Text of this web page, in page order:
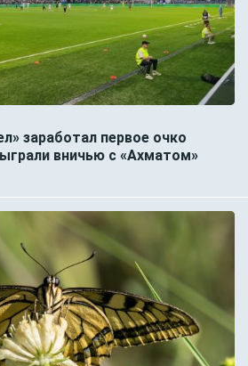
заработал первое очко
вничью с «Ахматом»